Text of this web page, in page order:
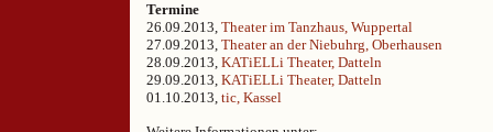
Termine
26.09.2013, Theater im Tanzhaus, Wuppertal
27.09.2013, Theater an der Niebuhrg, Oberhausen
28.09.2013, KATiELLi Theater, Datteln
29.09.2013, KATiELLi Theater, Datteln
01.10.2013, tic, Kassel